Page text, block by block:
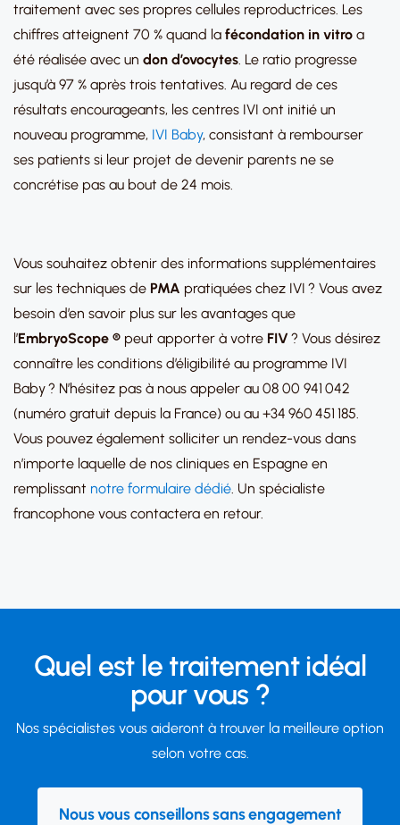
traitement avec ses propres cellules reproductrices. Les
chiffres atteignent 70 % quand la fécondation in vitro a
été réalisée avec un don d’ovocytes. Le ratio progresse
jusqu’à 97 % après trois tentatives. Au regard de ces
résultats encourageants, les centres IVI ont initié un
nouveau programme, IVI Baby, consistant à rembourser
ses patients si leur projet de devenir parents ne se
concrétise pas au bout de 24 mois.
Vous souhaitez obtenir des informations supplémentaires
sur les techniques de PMA pratiquées chez IVI ? Vous avez
besoin d’en savoir plus sur les avantages que
l’EmbryoScope ® peut apporter à votre FIV ? Vous désirez
connaître les conditions d’éligibilité au programme IVI
Baby ? N’hésitez pas à nous appeler au 08 00 941 042
(numéro gratuit depuis la France) ou au +34 960 451 185.
Vous pouvez également solliciter un rendez-vous dans
n’importe laquelle de nos cliniques en Espagne en
remplissant notre formulaire dédié. Un spécialiste
francophone vous contactera en retour.
Quel est le traitement idéal
pour vous ?
Nos spécialistes vous aideront à trouver la meilleure option
selon votre cas.
Nous vous conseillons sans engagement